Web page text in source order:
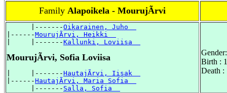
Family Alapoikela - MourujÃrvi
      |-------
Oikarainen, Juho
|------MourujÃrvi, Heikki
|     |-------Kallunki, Loviisa
MourujÃrvi, Sofia Loviisa
|     |-------HautajÃrvi, Iisak
|------HautajÃrvi, Maria Sofia
      |-------
Salla, Sofia
Birth :
Death :